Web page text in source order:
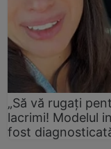
„Să vă rugați
lacrimi! Modelul
fost